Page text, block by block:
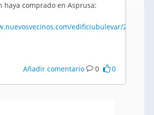
haya comprado en Asprusa:
edificiubulevar/
Añadir comentario 0 0